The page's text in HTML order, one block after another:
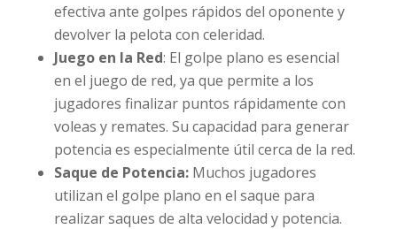
efectiva ante golpes rápidos del oponente y
devolver la pelota con celeridad.
Juego en la Red: El golpe plano es esencial
en el juego de red, ya que permite a los
jugadores finalizar puntos rápidamente con
voleas y remates. Su capacidad para generar
potencia es especialmente útil cerca de la red.
Saque de Potencia:Muchos jugadores
utilizan el golpe plano en el saque para
realizar saques de alta velocidad y potencia.